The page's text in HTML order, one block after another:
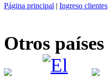
Página principal | Ingreso clientes
Otros países